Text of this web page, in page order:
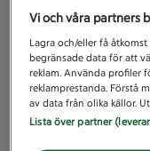
Vi och våra partners
Lagra och/eller få
begränsade data för att
reklam. Använda profiler
reklamprestanda. Förstå
av data från olika källor.
Lista över partner